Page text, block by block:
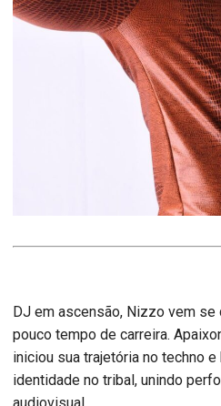
DJ em ascensão, Nizzo vem
pouco tempo de carreira.
iniciou sua trajetória no techno
identidade no tribal, unindo